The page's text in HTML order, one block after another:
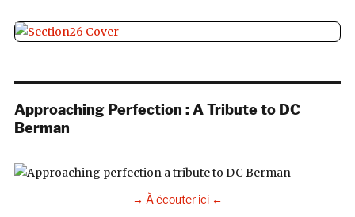
Approaching Perfection : A Tribute to DC
Berman
→ À écouter ici ←